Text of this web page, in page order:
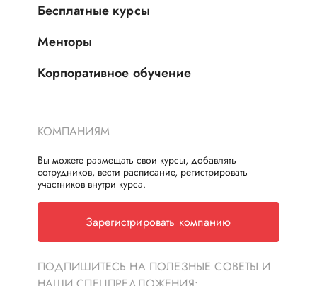
Бесплатные курсы
Менторы
Корпоративное обучение
КОМПАНИЯМ
Вы можете размещать свои курсы, добавлять
сотрудников, вести расписание, регистрировать
участников внутри курса.
Зарегистрировать компанию
ПОДПИШИТЕСЬ НА ПОЛЕЗНЫЕ СОВЕТЫ И